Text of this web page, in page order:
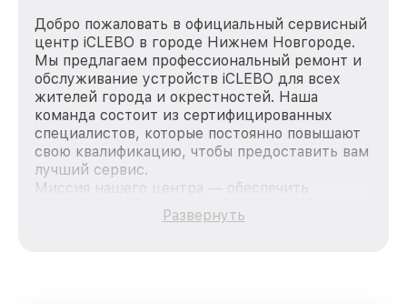
Добро пожаловать в официальный сервисный
центр iCLEBO в городе Нижнем Новгороде.
Мы предлагаем профессиональный ремонт и
обслуживание устройств iCLEBO для всех
жителей города и окрестностей. Наша
команда состоит из сертифицированных
специалистов, которые постоянно повышают
свою квалификацию, чтобы предоставить вам
лучший сервис.
Миссия нашего центра — обеспечить
качественный и доступный ремонт для
каждого пользователя продукции iCLEBO, вне
Развернуть